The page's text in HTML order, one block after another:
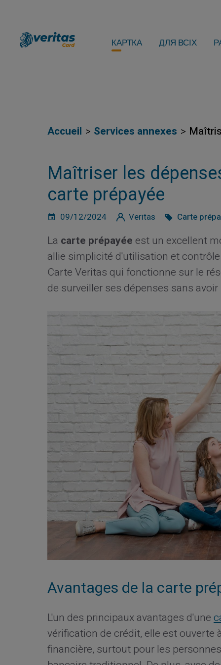
КАРТКА ДЛЯ ВСІХ
Accueil Services annexes
Maîtriser les
carte prépayée
09/12/2024 Veritas Carte
La carte prépayéeest un excellent
allie simplicité d'utilisation et
Carte Veritas qui fonctionne sur le
de surveiller ses dépenses sans
Avantages de la carte
L'un des principaux avantages d'une
vérification de crédit, elle est
financière, surtout pour les